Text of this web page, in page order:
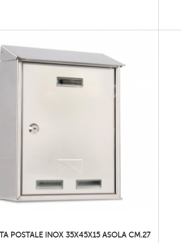
POSTALE INOX 35X45X15 ASOLA CM.27